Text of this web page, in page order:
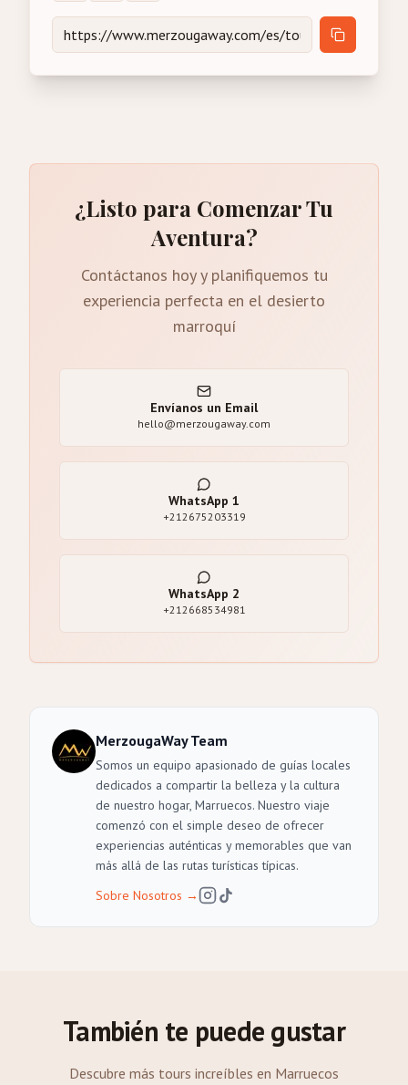
¿Listo para Comenzar Tu
Aventura?
Contáctanos hoy y planifiquemos tu
experiencia perfecta en el desierto
marroquí
Envíanos un Email
hello@merzougaway.com
WhatsApp 1
+212675203319
WhatsApp 2
+212668534981
MerzougaWay Team
Somos un equipo apasionado de guías locales
dedicados a compartir la belleza y la cultura
de nuestro hogar, Marruecos. Nuestro viaje
comenzó con el simple deseo de ofrecer
experiencias auténticas y memorables que van
más allá de las rutas turísticas típicas.
Sobre Nosotros →
También te puede gustar
Descubre más tours increíbles en Marruecos